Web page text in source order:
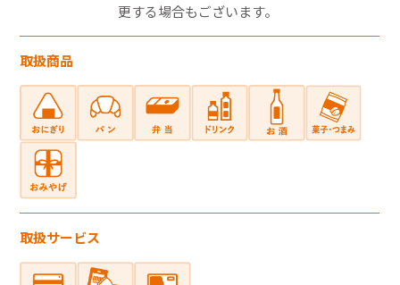
更する場合もございます。
取扱商品
取扱サービス
お客さまと各カード会社とのご契約・ご利
用状況により異なります。
・一度のお会計での複数枚のクレジットカー
ドの併用はできません。
・クレジットカード裏面には、カード契約者
ご本人のサインが必要です。
・クレジットカードはカード契約者ご本人し
かご利用いただけません。
電子マネー